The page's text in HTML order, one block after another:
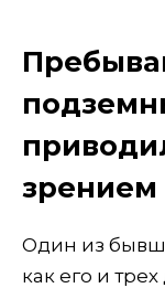
зрением
Один из
как его и